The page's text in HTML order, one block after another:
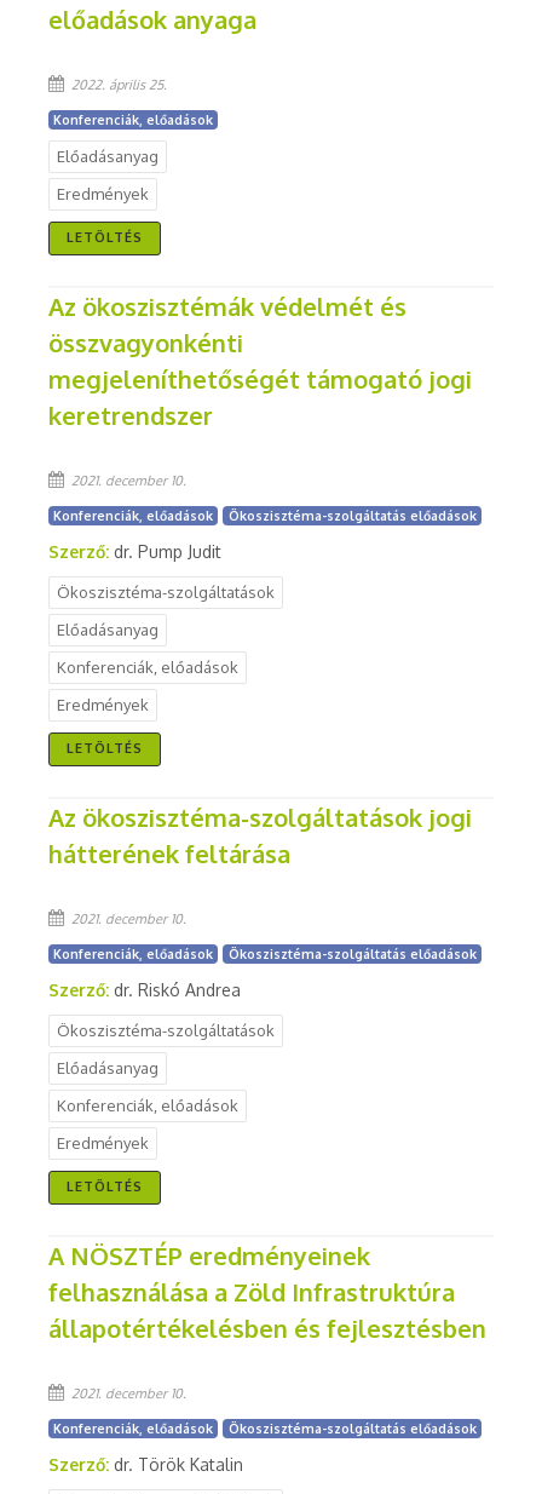
előadások anyaga
2022. április 25.
Konferenciák, előadások
Előadásanyag
Eredmények
LETÖLTÉS
Az ökoszisztémák védelmét és
összvagyonkénti
megjeleníthetőségét támogató jogi
keretrendszer
2021. december 10.
Konferenciák, előadások Ökoszisztéma-szolgáltatás előadások
Szerző: dr. Pump Judit
Ökoszisztéma-szolgáltatások
Előadásanyag
Konferenciák, előadások
Eredmények
LETÖLTÉS
Az ökoszisztéma-szolgáltatások jogi
hátterének feltárása
2021. december 10.
Konferenciák, előadások Ökoszisztéma-szolgáltatás előadások
Szerző: dr. Riskó Andrea
Ökoszisztéma-szolgáltatások
Előadásanyag
Konferenciák, előadások
Eredmények
LETÖLTÉS
A NÖSZTÉP eredményeinek
felhasználása a Zöld Infrastruktúra
állapotértékelésben és fejlesztésben
2021. december 10.
Konferenciák, előadások Ökoszisztéma-szolgáltatás előadások
Szerző: dr. Török Katalin